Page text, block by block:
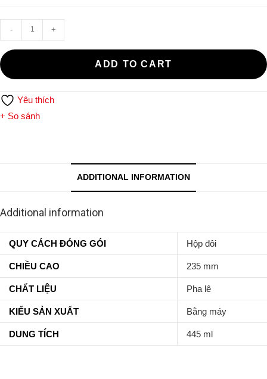
-
RIEDEL
Veritas
+
ADD TO CART
Yêu thích
+ So sánh
ADDITIONAL INFORMATION
Additional information
QUY CÁCH ĐÓNG GÓI Hộp đôi
CHIỀU CAO 235 mm
CHẤT LIỆU Pha lê
KIỂU SẢN XUẤT Bằng máy
DUNG TÍCH 445 ml